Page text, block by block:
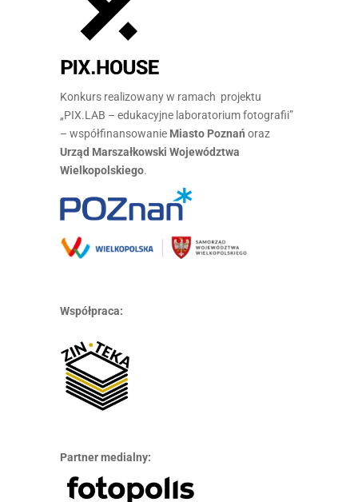
Konkurs realizowany w ramach projektu
„PIX.LAB – edukacyjne laboratorium fotografii”
– współfinansowanie Miasto Poznań oraz
Urząd Marszałkowski Województwa
Wielkopolskiego.
Współpraca:
Partner medialny: